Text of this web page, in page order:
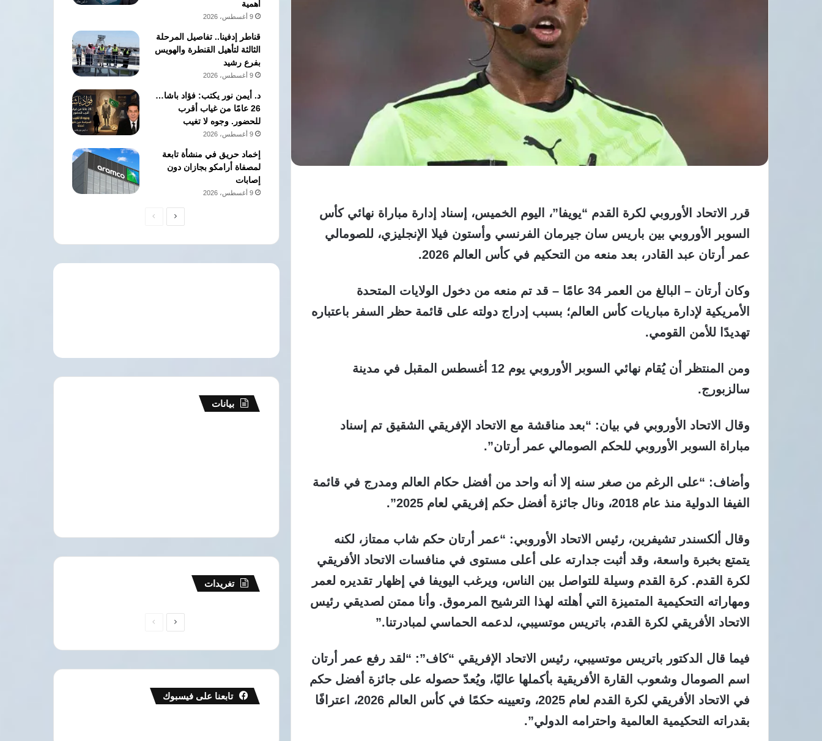
قرر الاتحاد الأوروبي لكرة القدم “يويفا”، اليوم الخميس، إسناد إدارة مباراة نهائي كأس
السوبر الأوروبي بين باريس سان جيرمان الفرنسي وأستون فيلا الإنجليزي، للصومالي
عمر أرتان عبد القادر، بعد منعه من التحكيم في كأس العالم 2026.
وكان أرتان – البالغ من العمر 34 عامًا – قد تم منعه من دخول الولايات المتحدة
الأمريكية لإدارة مباريات كأس العالم؛ بسبب إدراج دولته على قائمة حظر السفر باعتباره
تهديدًا للأمن القومي.
ومن المنتظر أن يُقام نهائي السوبر الأوروبي يوم 12 أغسطس المقبل في مدينة
سالزبورج.
وقال الاتحاد الأوروبي في بيان: “بعد مناقشة مع الاتحاد الإفريقي الشقيق تم إسناد
مباراة السوبر الأوروبي للحكم الصومالي عمر أرتان”.
وأضاف: “على الرغم من صغر سنه إلا أنه واحد من أفضل حكام العالم ومدرج في قائمة
الفيفا الدولية منذ عام 2018، ونال جائزة أفضل حكم إفريقي لعام 2025”.
وقال ألكسندر تشيفرين، رئيس الاتحاد الأوروبي: “عمر أرتان حكم شاب ممتاز، لكنه
يتمتع بخبرة واسعة، وقد أثبت جدارته على أعلى مستوى في منافسات الاتحاد الأفريقي
لكرة القدم. كرة القدم وسيلة للتواصل بين الناس، ويرغب اليويفا في إظهار تقديره لعمر
ومهاراته التحكيمية المتميزة التي أهلته لهذا الترشيح المرموق. وأنا ممتن لصديقي رئيس
الاتحاد الأفريقي لكرة القدم، باتريس موتسيبي، لدعمه الحماسي لمبادرتنا.”
فيما قال الدكتور باتريس موتسيبي، رئيس الاتحاد الإفريقي “كاف”: “لقد رفع عمر أرتان
اسم الصومال وشعوب القارة الأفريقية بأكملها عاليًا، ويُعدّ حصوله على جائزة أفضل حكم
في الاتحاد الأفريقي لكرة القدم لعام 2025، وتعيينه حكمًا في كأس العالم 2026، اعترافًا
بقدراته التحكيمية العالمية واحترامه الدولي”.
أهمية
9 أغسطس، 2026
قناطر إدفينا.. تفاصيل المرحلة
الثالثة لتأهيل القنطرة والهويس
بفرع رشيد
9 أغسطس، 2026
د. أيمن نور يكتب: فؤاد باشا…
26 عامًا من غياب أقرب
للحضور. وجوه لا تغيب
9 أغسطس، 2026
إخماد حريق في منشأة تابعة
لمصفاة أرامكو بجازان دون
إصابات
9 أغسطس، 2026
الصفحةالصفحة
بيانات
تغريدات
الصفحةالصفحة
تابعنا على فيسبوك